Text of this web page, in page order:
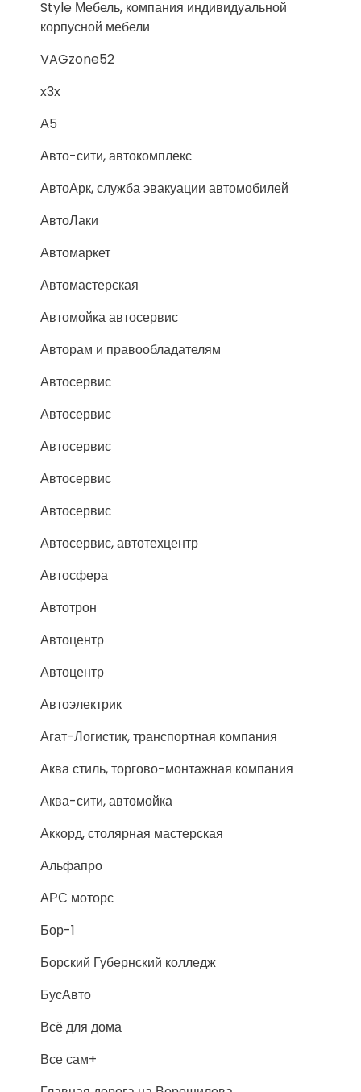
Style Мебель, компания индивидуальной
корпусной мебели
VAGzone52
x3x
А5
Авто-сити, автокомплекс
АвтоАрк, служба эвакуации автомобилей
АвтоЛаки
Автомаркет
Автомастерская
Автомойка автосервис
Авторам и правообладателям
Автосервис
Автосервис
Автосервис
Автосервис
Автосервис
Автосервис, автотехцентр
Автосфера
Автотрон
Автоцентр
Автоцентр
Автоэлектрик
Агат-Логистик, транспортная компания
Аква стиль, торгово-монтажная компания
Аква-сити, автомойка
Аккорд, столярная мастерская
Альфапро
АРС моторс
Бор-1
Борский Губернский колледж
БусАвто
Всё для дома
Все сам+